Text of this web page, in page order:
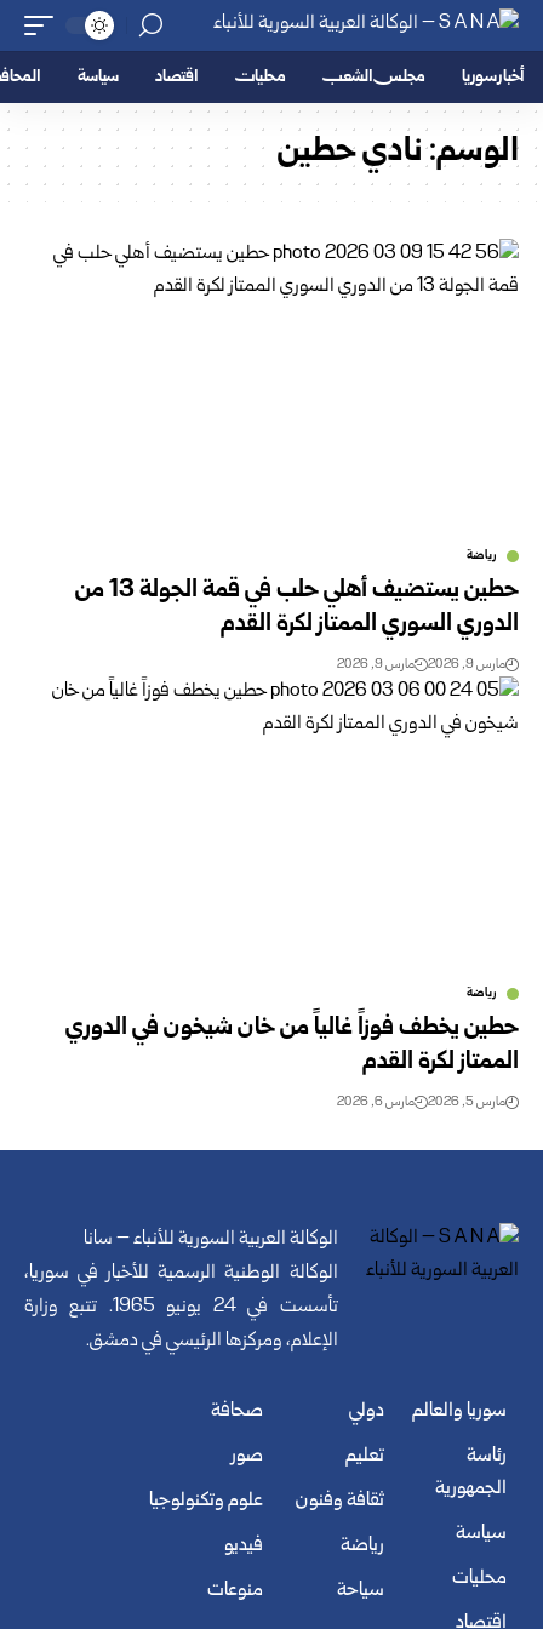
أخبار سوريا مجلس الشعب محليات اقتصاد سياسة
الوسم:نادي حطين
رياضة
حطين يستضيف أهلي حلب في قمة الجولة 13 من
الدوري السوري الممتاز لكرة القدم
مارس 9, 2026 مارس 9, 2026
رياضة
حطين يخطف فوزاً غالياً من خان شيخون في الدوري
الممتاز لكرة القدم
مارس 5, 2026 مارس 6, 2026
الوكالة العربية السورية للأنباء – سانا
الوكالة الوطنية الرسمية للأخبار في سوريا،
تأسست في 24 يونيو 1965. تتبع وزارة
الإعلام، ومركزها الرئيسي في دمشق.
سوريا والعالم
رئاسة
الجمهورية
سياسة
محليات
اقتصاد
دولي
تعليم
ثقافة وفنون
رياضة
سياحة
صحافة
صور
علوم وتكنولوجيا
فيديو
منوعات